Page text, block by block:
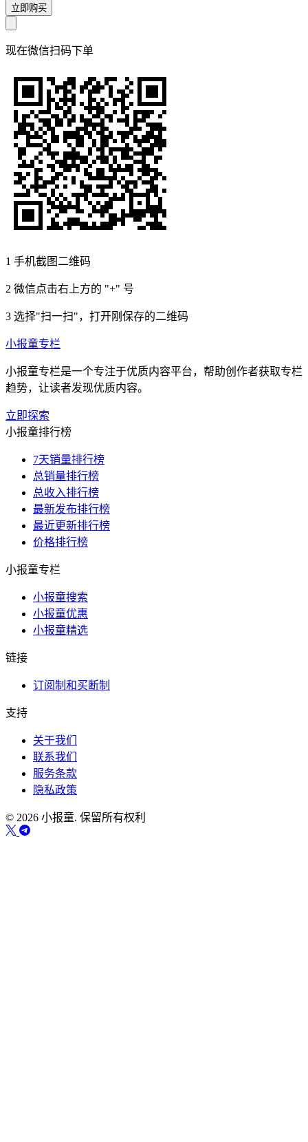
立即购买
现在微信扫码下单
1 手机截图二维码
2 微信点击右上方的 "+" 号
3 选择"扫一扫"，打开刚保存的二维码
小报童专栏
小报童专栏是一个专注于优质内容平台，帮助创作者获取专栏
趋势，让读者发现优质内容。
立即探索
小报童排行榜
7天销量排行榜
总销量排行榜
总收入排行榜
最新发布排行榜
最近更新排行榜
价格排行榜
小报童专栏
小报童搜索
小报童优惠
小报童精选
链接
订阅制和买断制
支持
关于我们
联系我们
服务条款
隐私政策
© 2026 小报童. 保留所有权利